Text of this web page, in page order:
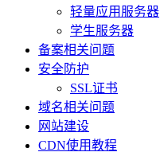
轻量应用服务器
学生服务器
备案相关问题
安全防护
SSL证书
域名相关问题
网站建设
CDN使用教程